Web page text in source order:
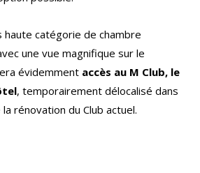
haute catégorie de chambre
une vue magnifique sur le
évidemment accès au M Club, le
, temporairement délocalisé dans
rénovation du Club actuel.